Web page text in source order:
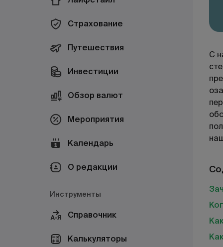
Страхование
Путешествия
Инвестиции
Обзор валют
Мероприятия
Календарь
О редакции
Инструменты
Справочник
Калькуляторы
С